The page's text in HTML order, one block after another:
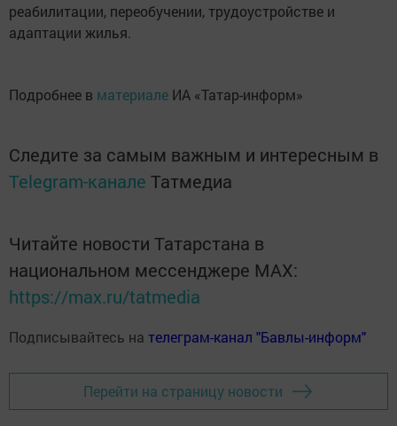
реабилитации, переобучении, трудоустройстве и
адаптации жилья.
Подробнее в материале ИА «Татар-информ»
Следите за самым важным и интересным в
Telegram-канале Татмедиа
Читайте новости Татарстана в
национальном мессенджере MАХ:
https://max.ru/tatmedia
Подписывайтесь на телеграм-канал "Бавлы-информ"
Перейти на страницу новости